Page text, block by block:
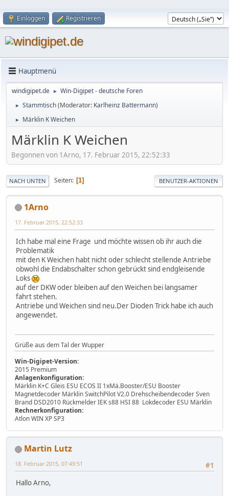
Einloggen Registrieren
Hauptmenü
windigipet.de ► Win-Digipet - deutsche Foren
► Stammtisch(Moderator: Karlheinz Battermann)
► Märklin K Weichen
Märklin K Weichen
Begonnen von 1Arno, 17. Februar 2015, 22:52:33
NACH UNTEN Seiten 1 BENUTZER-AKTIONEN
1Arno
17. Februar 2015, 22:52:33
Ich habe mal eine Frage und möchte wissen ob ihr auch die
Problematik
mit den K Weichen habt nicht oder schlecht stellende Antriebe
obwohl die Endabschalter schon gebrückt sind endgleisende
Loks
auf der DKW oder bleiben auf den Weichen bei langsamer
fahrt stehen.
Antriebe und Weichen sind neu.Der Dioden Trick habe ich auch
angewendet.
Grüße aus dem Tal der Wupper
Win-Digipet-Version:
2015 Premium
Anlagenkonfiguration:
Märklin K+C Gleis ESU ECOS II 1xMä.Booster/ESU Booster
Magnetdecoder Märklin SwitchPilot V2.0 Drehscheibendecoder Sven
Brand DSD2010 Rückmelder IEK s88 HSI 88 Lokdecoder ESU Märklin
Rechnerkonfiguration:
Atlon WIN XP SP3
Martin Lutz
#1
18. Februar 2015, 07:49:51
Hallo Arno,